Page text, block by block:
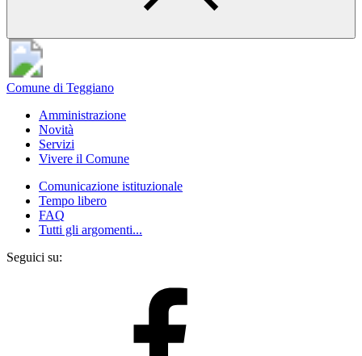
Comune di Teggiano
Amministrazione
Novità
Servizi
Vivere il Comune
Comunicazione istituzionale
Tempo libero
FAQ
Tutti gli argomenti...
Seguici su: